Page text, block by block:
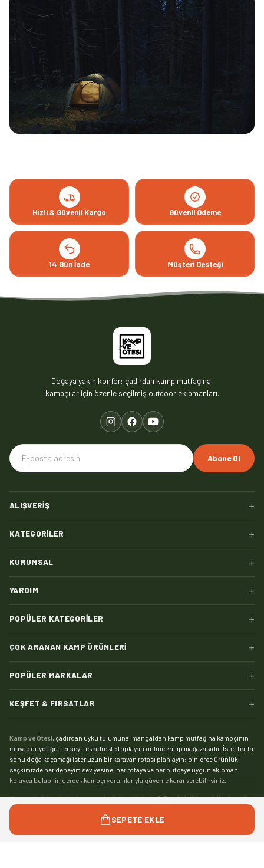
SEPETE EKLE
Hızlı & Güvenli Kargo Güvenli Ödeme
14 Gün İade Müşteri Desteği
Doğaya yakın konfor: çadırdan kamp mutfağına,
kampçılar için özenle seçilmiş outdoor ekipmanları.
Abone Ol
ALIŞVERIŞ +
KATEGORILER +
KURUMSAL +
YARDIM +
POPÜLER KATEGORILER +
ÇOK ARANAN KAMP ÜRÜNLERI +
POPÜLER MARKALAR +
KEŞFET & FIRSATLAR +
Kamp ve Ötesi , çadırdan uyku tulumuna, mangaldan kamp mutfağına kampçının
ihtiyaç duyduğu her şeyi tek adreste toplayan online kamp mağazasıdır. İster hafta
sonu doğa kaçamağı ister uzun bir karavan rotası planlayın; binlerce ürünlük
seçkimizde her deneyim seviyesine, her rotaya ve her bütçeye uygun ekipmanı
kolayca bulabilir, gerçek kampçı yorumlarıyla güvenle karar verebilirsiniz.
Kampın kalbi çadırdır:kamp çadırıkategorimizde 2, 3 ve 4 kişilik modellerden aile
boyu geniş yaşam alanlı çadırlara, saniyeler içinde kurulan otomatik çadırlardan
pratik şişme çadırlara kadar geniş bir yelpaze sizi bekliyor. Zorlu hava koşullarında
kamp yapanlar için su sütununa ve mevsim dayanımına göre seçebileceğiniz